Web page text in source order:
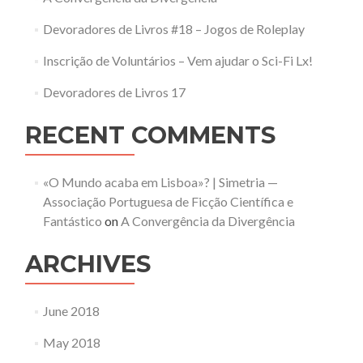
Devoradores de Livros #18 – Jogos de Roleplay
Inscrição de Voluntários – Vem ajudar o Sci-Fi Lx!
Devoradores de Livros 17
RECENT COMMENTS
«O Mundo acaba em Lisboa»? | Simetria —
Associação Portuguesa de Ficção Científica e
Fantástico onA Convergência da Divergência
ARCHIVES
June 2018
May 2018